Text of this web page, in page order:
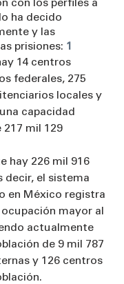
con los perfiles a
ha decido
y las
prisiones: 1
14 centros
federales, 275
locales y
capacidad
217 mil 129
hay 226 mil 916
decir, el sistema
en México registra
mayor al
actualmente
de 9 mil 787
y 126 centros